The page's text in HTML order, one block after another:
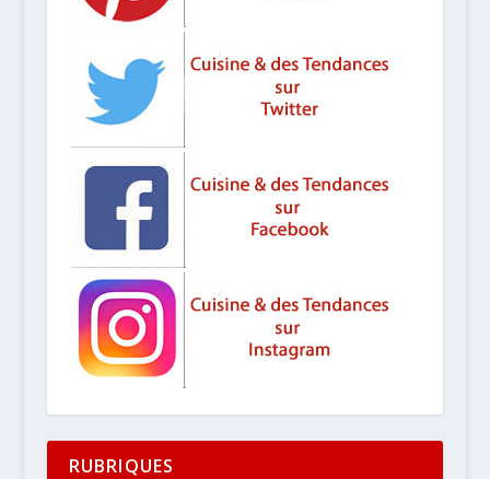
RUBRIQUES